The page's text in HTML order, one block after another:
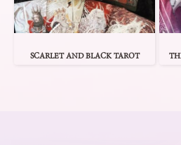
SCARLET AND BLACK TAROT